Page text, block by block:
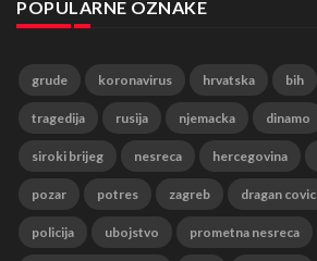
POPULARNE OZNAKE
grude koronavirus hrvatska bih
tragedija rusija njemacka dinamo
siroki brijeg nesreca hercegovina
pozar potres zagreb dragan covic
policija ubojstvo prometna nesreca